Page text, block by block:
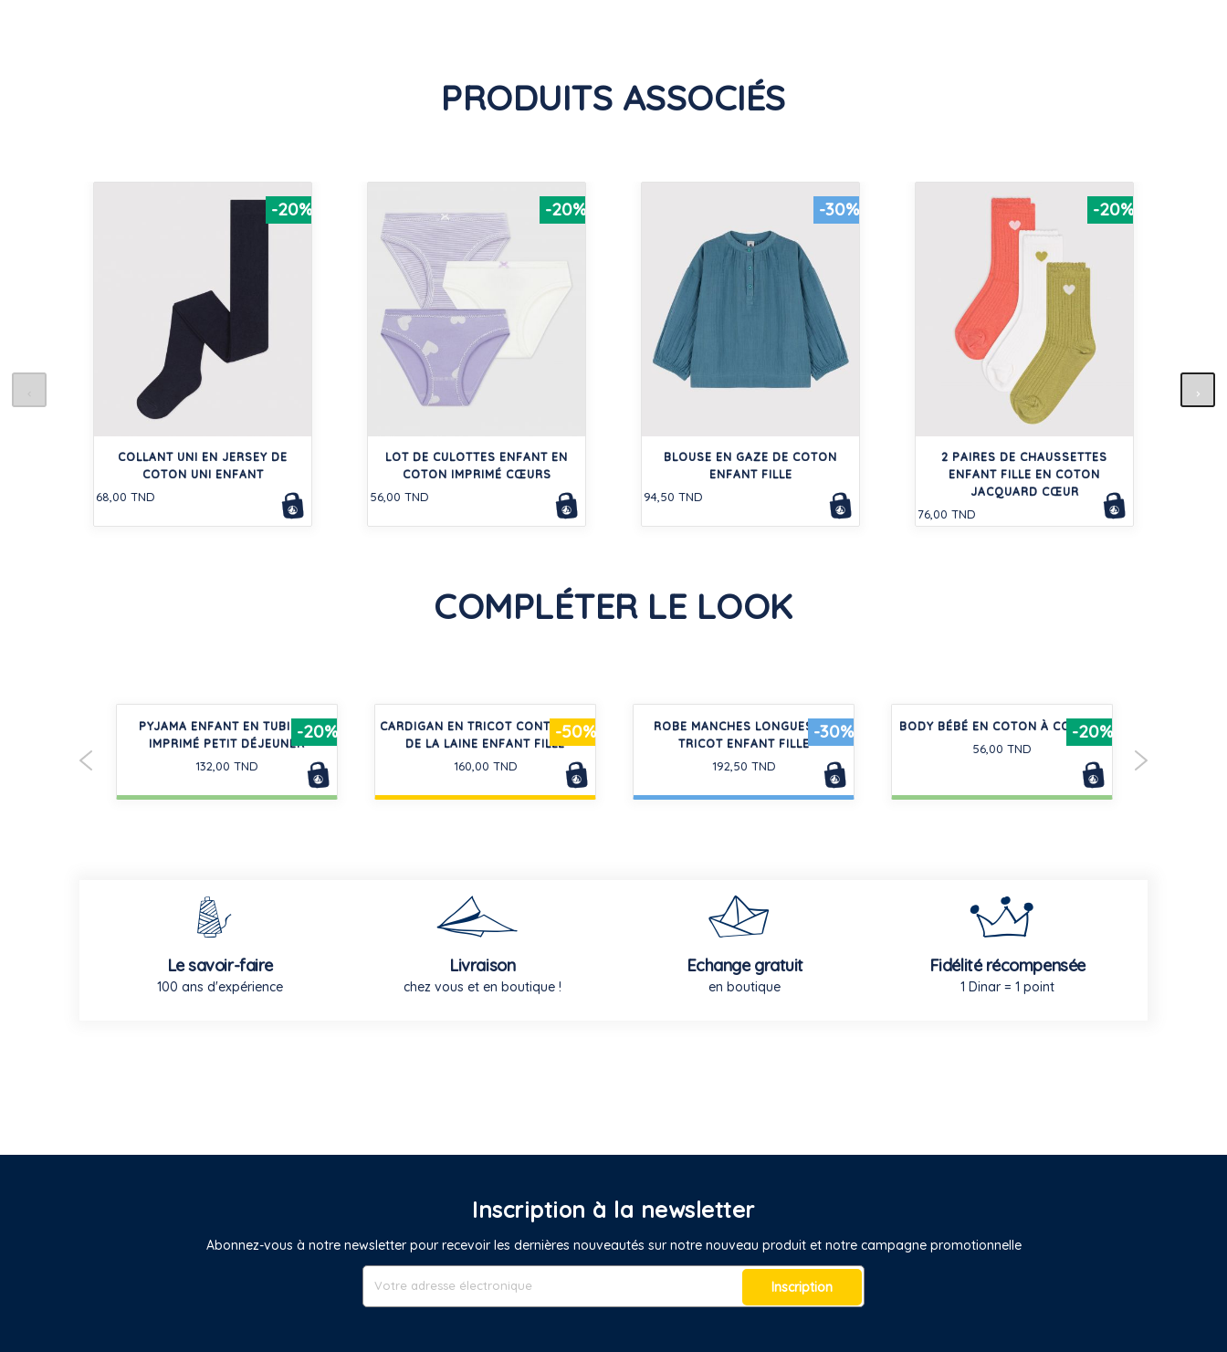
PRODUITS ASSOCIÉS
-20%
COLLANT UNI EN JERSEY DE
COTON UNI ENFANT
68,00 TND
-20%
LOT DE CULOTTES ENFANT EN
COTON IMPRIMÉ CŒURS
56,00 TND
-30%
BLOUSE EN GAZE DE COTON
ENFANT FILLE
94,50 TND
-20%
2 PAIRES DE CHAUSSETTES
ENFANT FILLE EN COTON
JACQUARD CŒUR
76,00 TND
COMPLÉTER LE LOOK
-20%
PYJAMA ENFANT EN TUBIQUE
IMPRIMÉ PETIT DÉJEUNER
132,00 TND
-50%
CARDIGAN EN TRICOT CONTENANT
DE LA LAINE ENFANT FILLE
160,00 TND
-30%
ROBE MANCHES LONGUES EN
TRICOT ENFANT FILLE
192,50 TND
-20%
BODY BÉBÉ EN COTON À COL, UNI
56,00 TND
Le savoir-faire
100 ans d'expérience
Livraison
chez vous et en boutique !
Echange gratuit
en boutique
Fidélité récompensée
1 Dinar = 1 point
Inscription à la newsletter
Abonnez-vous à notre newsletter pour recevoir les dernières nouveautés sur notre nouveau produit et notre campagne promotionnelle
Inscription